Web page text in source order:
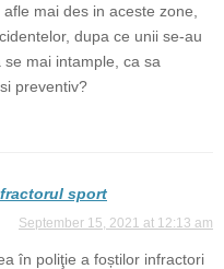
mai des in aceste zone,
dupa ce unii se-au
mai intample, ca sa
preventiv?
sport
September 15, 2021 at 12:13 am
în poliţie a foștilor infractori